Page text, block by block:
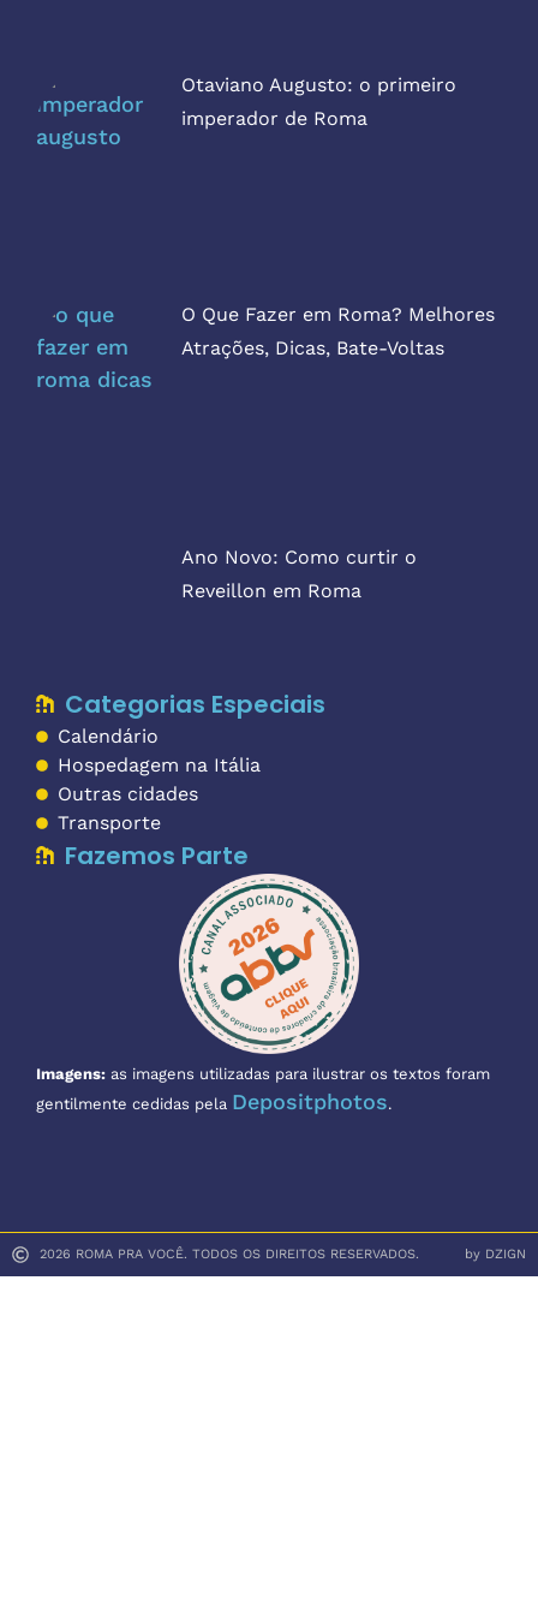
Otaviano Augusto: o primeiro
imperador de Roma
O Que Fazer em Roma? Melhores
Atrações, Dicas, Bate-Voltas
Ano Novo: Como curtir o
Reveillon em Roma
Categorias Especiais
Calendário
Hospedagem na Itália
Outras cidades
Transporte
Fazemos Parte
Imagens: as imagens utilizadas para ilustrar os textos foram
gentilmente cedidas pela Depositphotos.
2026 ROMA PRA VOCÊ. TODOS OS DIREITOS RESERVADOS. by DZIGN